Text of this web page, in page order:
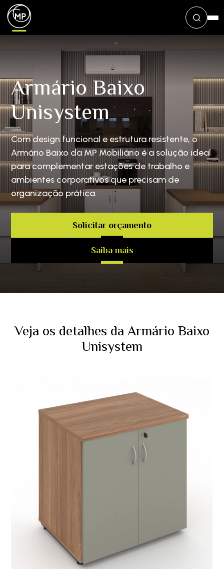
Armário Baixo
Unisystem
Com design funcional e estrutura resistente, o
Armário Baixo da MP Mobiliário é a solução ideal
para complementar estações de trabalho e
ambientes corporativos que precisam de
organização prática.
Solicitar orçamento
Saiba mais
Veja os detalhes da Armário Baixo
Unisystem